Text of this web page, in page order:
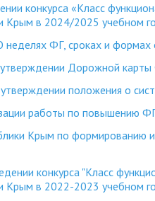
«Класс
Крым в 2024/2025 учебном
ФГ, сроках и формах
Дорожной
положения о
работы по повышению
Крым по формированию
конкурса "Класс
Крым в 2022-2023 учебном